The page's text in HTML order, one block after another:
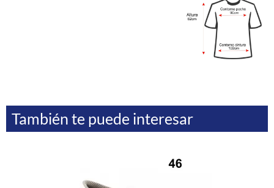
También te puede interesar